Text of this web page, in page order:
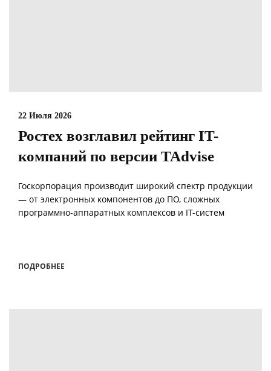
22 Июля 2026
Ростех возглавил рейтинг IT-
компаний по версии TAdvise
Госкорпорация производит широкий спектр продукции
— от электронных компонентов до ПО, сложных
программно-аппаратных комплексов и IT-систем
ПОДРОБНЕЕ